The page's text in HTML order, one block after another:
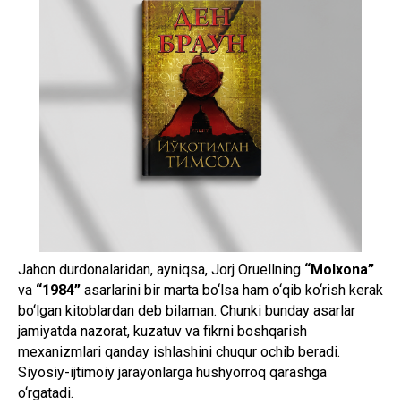
Jahon durdonalaridan, ayniqsa, Jorj Oruellning “Molxona”
va “1984” asarlarini bir marta bo‘lsa ham o‘qib ko‘rish kerak
bo‘lgan kitoblardan deb bilaman. Chunki bunday asarlar
jamiyatda nazorat, kuzatuv va fikrni boshqarish
mexanizmlari qanday ishlashini chuqur ochib beradi.
Siyosiy-ijtimoiy jarayonlarga hushyorroq qarashga
o‘rgatadi.